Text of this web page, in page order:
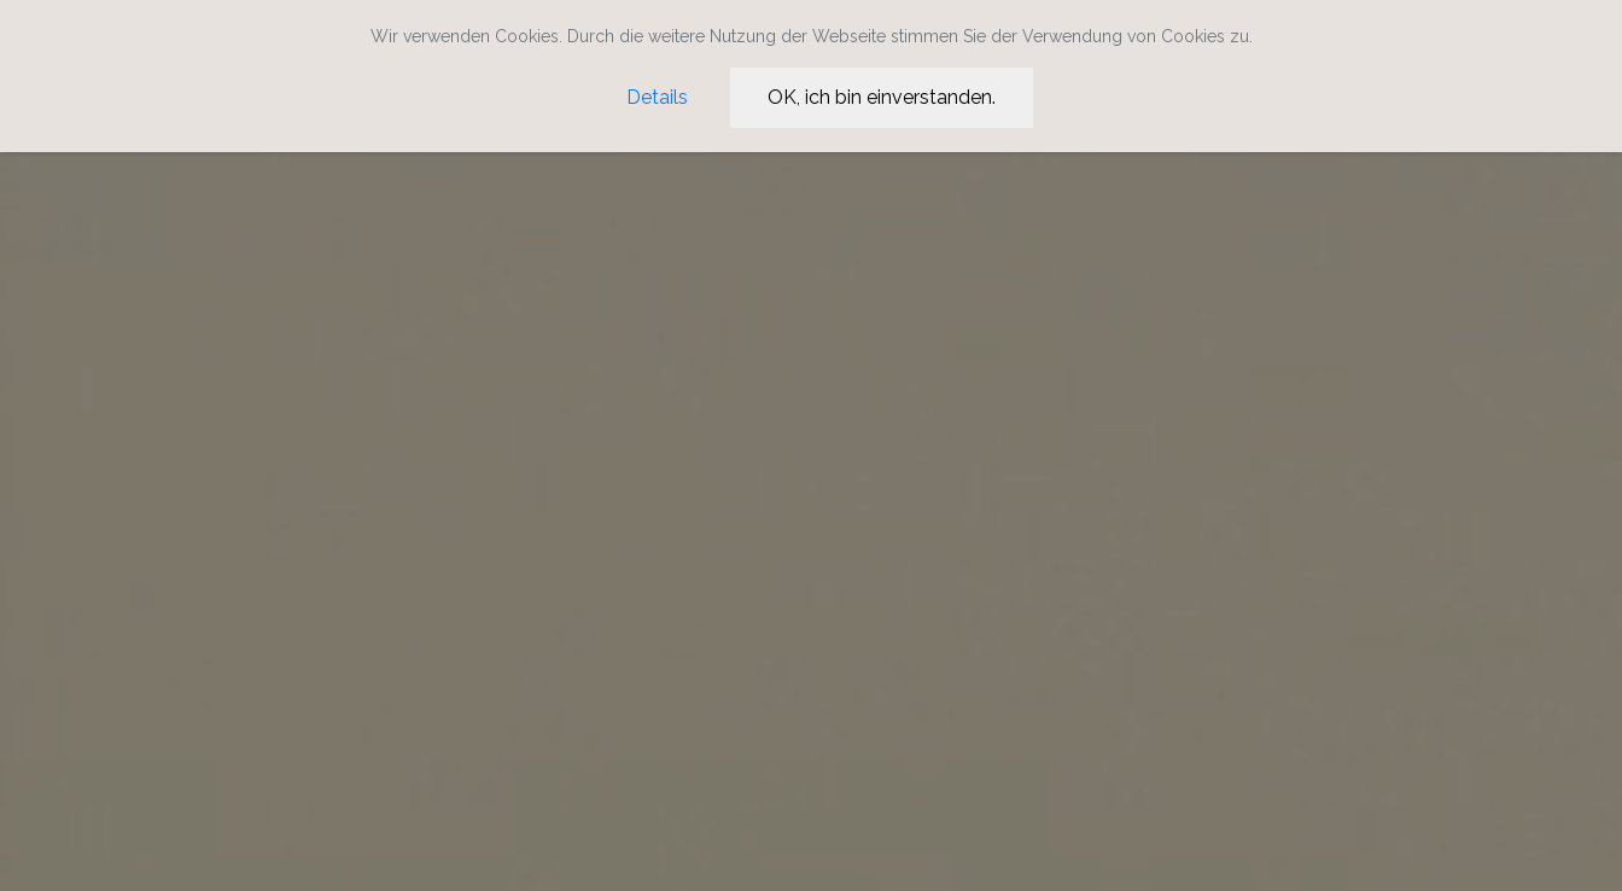
Wir verwenden Cookies. Durch die weitere Nutzung der Webseite stimmen Sie der Verwendung von Cookies zu.
Details OK, ich bin einverstanden.
SPEISEKARTENWEB